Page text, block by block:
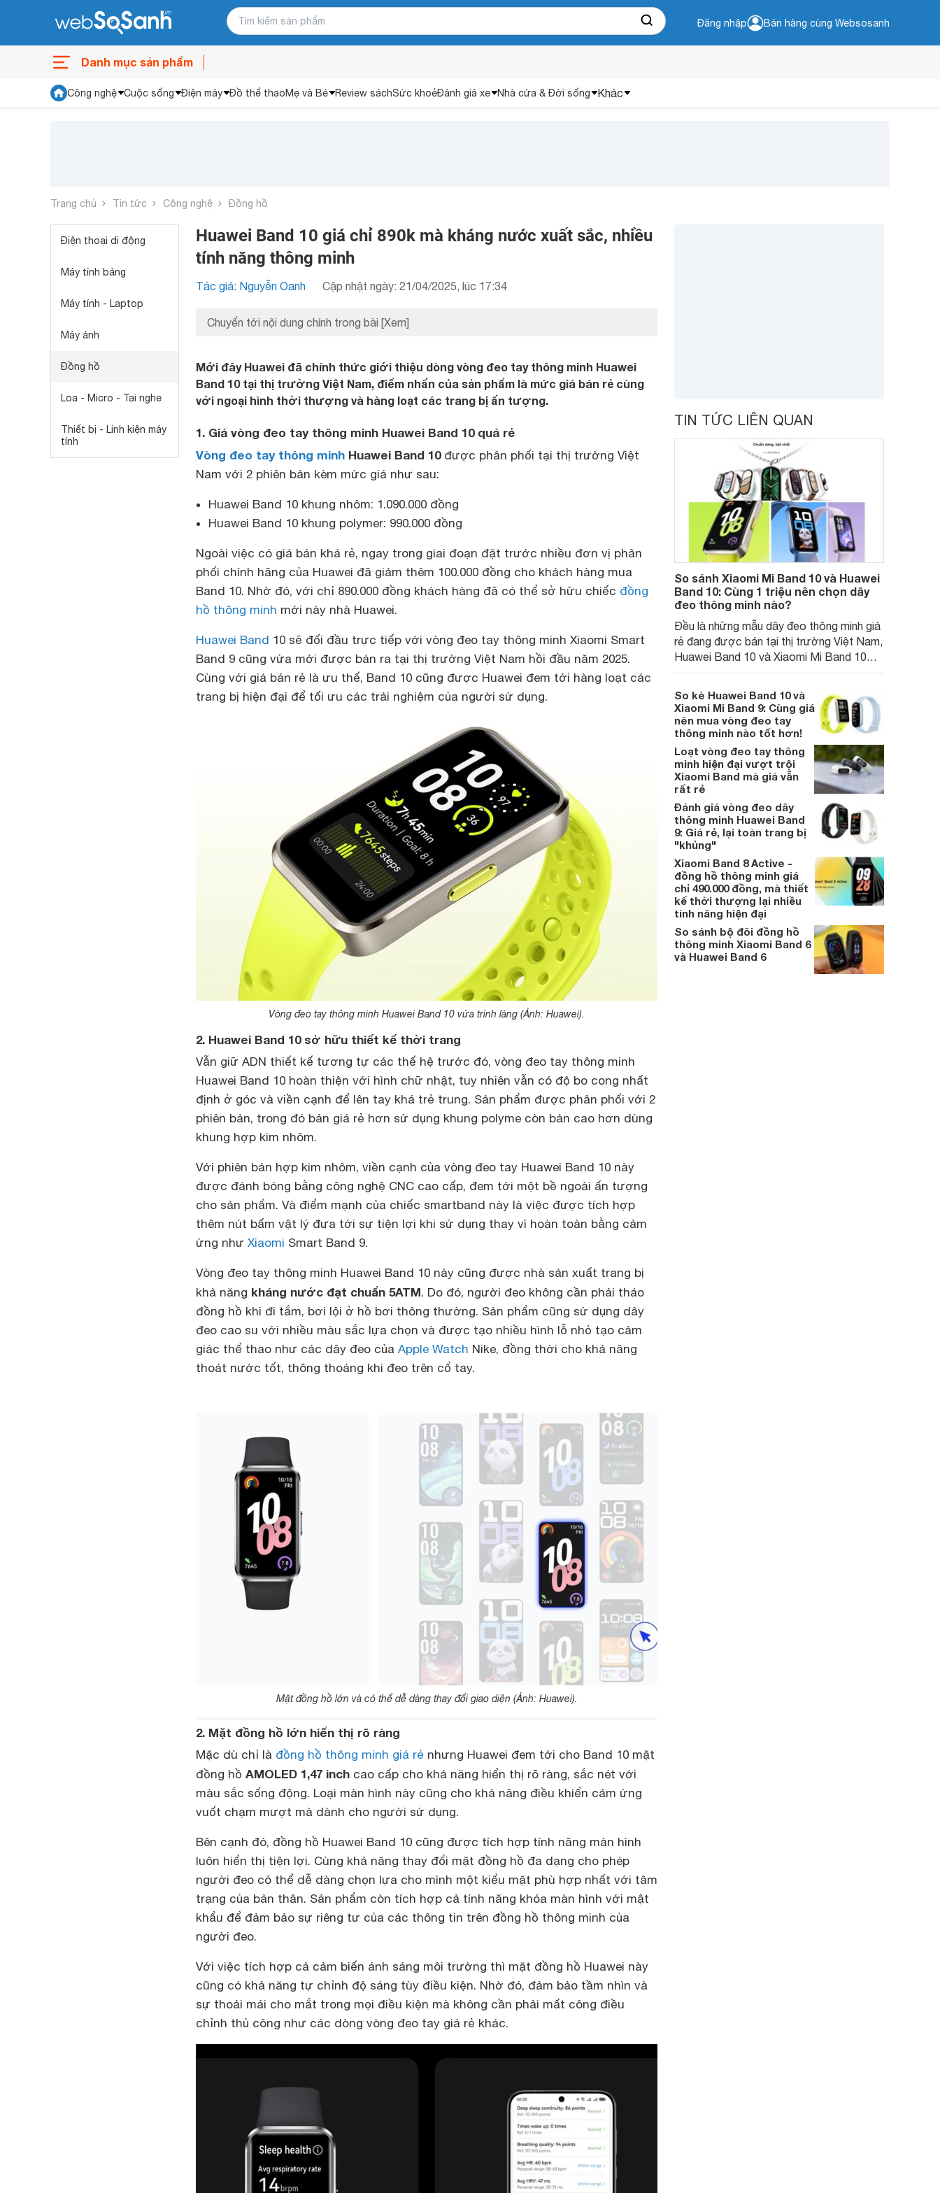
Đăng nhập Bán hàng cùng Websosanh
Danh mục sản phẩm
Công nghệ Cuộc sống Điện máy Đồ thể thaoMẹ và Bé Review sáchSức khoẻĐánh giá xe Nhà cửa & Đời sống Khác
Trang chủ Tin tức Công nghệ Đồng hồ
Điện thoại di động
Máy tính bảng
Máy tính - Laptop
Máy ảnh
Đồng hồ
Loa - Micro - Tai nghe
Thiết bị - Linh kiện máy
tính
Huawei Band 10 giá chỉ 890k mà kháng nước xuất sắc, nhiều
tính năng thông minh
Tác giả: Nguyễn Oanh Cập nhật ngày: 21/04/2025, lúc 17:34
Chuyển tới nội dung chính trong bài [Xem]
Mới đây Huawei đã chính thức giới thiệu dòng vòng đeo tay thông minh Huawei
Band 10 tại thị trường Việt Nam, điểm nhấn của sản phẩm là mức giá bán rẻ cùng
với ngoại hình thời thượng và hàng loạt các trang bị ấn tượng.
1. Giá vòng đeo tay thông minh Huawei Band 10 quá rẻ
Vòng đeo tay thông minh Huawei Band 10được phân phối tại thị trường Việt
Nam với 2 phiên bản kèm mức giá như sau:
Huawei Band 10 khung nhôm: 1.090.000 đồng
Huawei Band 10 khung polymer: 990.000 đồng
Ngoài việc có giá bán khá rẻ, ngay trong giai đoạn đặt trước nhiều đơn vị phân
phối chính hãng của Huawei đã giảm thêm 100.000 đồng cho khách hàng mua
Band 10. Nhờ đó, với chỉ 890.000 đồng khách hàng đã có thể sở hữu chiếc đồng
hồ thông minh mới này nhà Huawei.
Huawei Band 10 sẽ đối đầu trực tiếp với vòng đeo tay thông minh Xiaomi Smart
Band 9 cũng vừa mới được bán ra tại thị trường Việt Nam hồi đầu năm 2025.
Cùng với giá bán rẻ là ưu thế, Band 10 cũng được Huawei đem tới hàng loạt các
trang bị hiện đại để tối ưu các trải nghiệm của người sử dụng.
Vòng đeo tay thông minh Huawei Band 10 vừa trình làng (Ảnh: Huawei).
2. Huawei Band 10 sở hữu thiết kế thời trang
Vẫn giữ ADN thiết kế tương tự các thế hệ trước đó, vòng đeo tay thông minh
Huawei Band 10 hoàn thiện với hình chữ nhật, tuy nhiên vẫn có độ bo cong nhất
định ở góc và viền cạnh để lên tay khá trẻ trung. Sản phẩm được phân phối với 2
phiên bản, trong đó bản giá rẻ hơn sử dụng khung polyme còn bản cao hơn dùng
khung hợp kim nhôm.
Với phiên bản hợp kim nhôm, viền cạnh của vòng đeo tay Huawei Band 10 này
được đánh bóng bằng công nghệ CNC cao cấp, đem tới một bề ngoài ấn tượng
cho sản phẩm. Và điểm mạnh của chiếc smartband này là việc được tích hợp
thêm nút bấm vật lý đưa tới sự tiện lợi khi sử dụng thay vì hoàn toàn bằng cảm
ứng như Xiaomi Smart Band 9.
Vòng đeo tay thông minh Huawei Band 10 này cũng được nhà sản xuất trang bị
khả năng kháng nước đạt chuẩn 5ATM. Do đó, người đeo không cần phải tháo
đồng hồ khi đi tắm, bơi lội ở hồ bơi thông thường. Sản phẩm cũng sử dụng dây
đeo cao su với nhiều màu sắc lựa chọn và được tạo nhiều hình lỗ nhỏ tạo cảm
giác thể thao như các dây đeo của Apple Watch Nike, đồng thời cho khả năng
thoát nước tốt, thông thoáng khi đeo trên cổ tay.
Mặt đồng hồ lớn và có thể dễ dàng thay đổi giao diện (Ảnh: Huawei).
2. Mặt đồng hồ lớn hiển thị rõ ràng
Mặc dù chỉ là đồng hồ thông minh giá rẻ nhưng Huawei đem tới cho Band 10 mặt
đồng hồ AMOLED 1,47 inch cao cấp cho khả năng hiển thị rõ ràng, sắc nét với
màu sắc sống động. Loại màn hình này cũng cho khả năng điều khiển cảm ứng
vuốt chạm mượt mà dành cho người sử dụng.
Bên cạnh đó, đồng hồ Huawei Band 10 cũng được tích hợp tính năng màn hình
luôn hiển thị tiện lợi. Cùng khả năng thay đổi mặt đồng hồ đa dạng cho phép
người đeo có thể dễ dàng chọn lựa cho mình một kiểu mặt phù hợp nhất với tâm
trạng của bản thân. Sản phẩm còn tích hợp cả tính năng khóa màn hình với mật
khẩu để đảm bảo sự riêng tư của các thông tin trên đồng hồ thông minh của
người đeo.
Với việc tích hợp cả cảm biến ánh sáng môi trường thì mặt đồng hồ Huawei này
cũng có khả năng tự chỉnh độ sáng tùy điều kiện. Nhờ đó, đảm bảo tầm nhìn và
sự thoải mái cho mắt trong mọi điều kiện mà không cần phải mất công điều
chỉnh thủ công như các dòng vòng đeo tay giá rẻ khác.
TIN TỨC LIÊN QUAN
So sánh Xiaomi Mi Band 10 và Huawei
Band 10: Cùng 1 triệu nên chọn dây
đeo thông minh nào?
Đều là những mẫu dây đeo thông minh giá
rẻ đang được bán tại thị trường Việt Nam,
Huawei Band 10 và Xiaomi Mi Band 10
khiến nhiều người dùng phân vân khi lựa
smartband này để tìm ra thiết bị phù hợp
nhất với nhu cầu của bạn.
So kè Huawei Band 10 và
Xiaomi Mi Band 9: Cùng giá
nên mua vòng đeo tay
thông minh nào tốt hơn!
Loạt vòng đeo tay thông
minh hiện đại vượt trội
Xiaomi Band mà giá vẫn
rất rẻ
Đánh giá vòng đeo dây
thông minh Huawei Band
9: Giá rẻ, lại toàn trang bị
"khủng"
Xiaomi Band 8 Active -
đồng hồ thông minh giá
chỉ 490.000 đồng, mà thiết
kế thời thượng lại nhiều
tính năng hiện đại
So sánh bộ đôi đồng hồ
thông minh Xiaomi Band 6
và Huawei Band 6